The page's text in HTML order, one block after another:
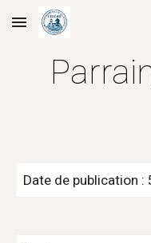
Skip to main content
Date de publication